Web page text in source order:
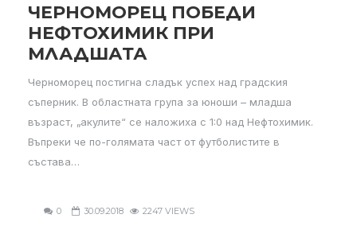
ЧЕРНОМОРЕЦ ПОБЕДИ
НЕФТОХИМИК ПРИ
МЛАДШАТА
Черноморец постигна сладък успех над градския
съперник. В областната група за юноши – младша
възраст, „акулите“ се наложиха с 1:0 над Нефтохимик.
Въпреки че по-голямата част от футболистите в
състава…
0 30.09.2018 2247 VIEWS